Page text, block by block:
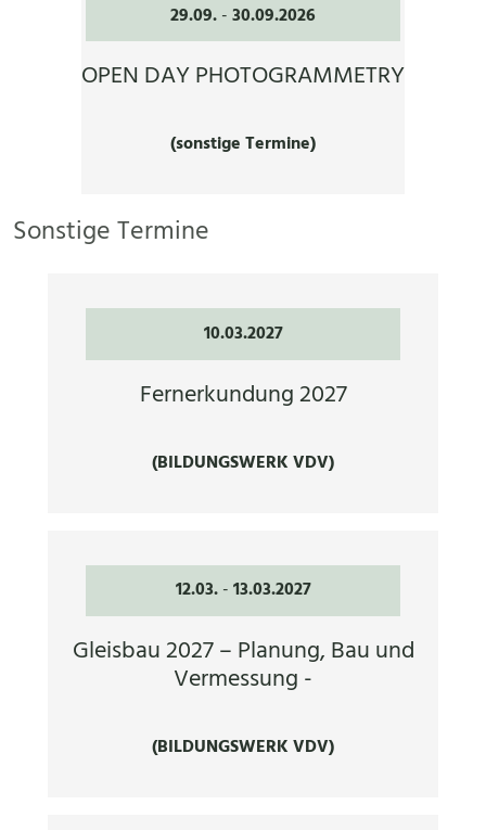
29.09.-30.09.2026
OPEN DAY PHOTOGRAMMETRY
(sonstige Termine)
Sonstige Termine
10.03.2027
Fernerkundung 2027
(BILDUNGSWERK VDV)
12.03. -13.03.2027
Gleisbau 2027 – Planung, Bau und
Vermessung -
(BILDUNGSWERK VDV)